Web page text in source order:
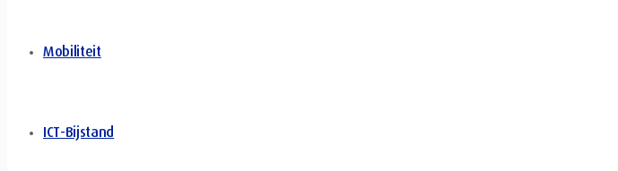
Mobiliteit
ICT-Bijstand